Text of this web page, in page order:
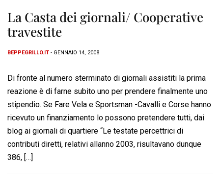
La Casta dei giornali/ Cooperative
travestite
BEPPEGRILLO.IT - GENNAIO 14, 2008
Di fronte al numero sterminato di giornali assistiti la prima
reazione è di farne subito uno per prendere finalmente uno
stipendio. Se Fare Vela e Sportsman -Cavalli e Corse hanno
ricevuto un finanziamento lo possono pretendere tutti, dai
blog ai giornali di quartiere “Le testate percettrici di
contributi diretti, relativi allanno 2003, risultavano dunque
386, […]